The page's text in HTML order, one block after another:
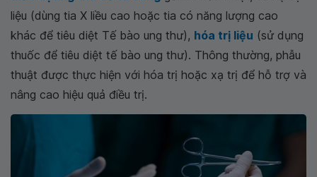
liệu (dùng tia X liều cao hoặc tia có năng lượng cao
khác để tiêu diệt Tế bào ung thư), hóa trị liệu (sử dụng
thuốc để tiêu diệt tế bào ung thư). Thông thường, phẫu
thuật được thực hiện với hóa trị hoặc xạ trị để hỗ trợ và
nâng cao hiệu quả điều trị.